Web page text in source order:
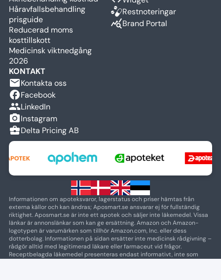
Håravfallsbehandling
prisguide
Reducerad moms
kosttillskott
Medicinsk viktnedgång
2026
Restnoteringar
query_statsBrand Portal
KONTAKT
emailKontakta oss
facebookFacebook
peopleLinkedIn
camera_altInstagram
business_centerDelta Pricing AB
Informationen om apoteksvaror, lagerstatus och priser hämtas från
externa källor och kan ändras; Aposmart.se ansvarar ej för fullständig
riktighet. Aposmart.se är inte ett apotek och säljer inte läkemedel. Vissa
länkar är annonslänkar som kan ge ersättning. Amazon och Amazon-
logotypen är varumärken som tillhör Amazon.com, Inc. eller dess
dotterbolag. Informationen på sidan ersätter inte medicinsk rådgivning –
rådgör alltid med legitimerad läkare eller farmaceut vid frågor.
Receptbelagda läkemedel presenteras endast informativt, inte som